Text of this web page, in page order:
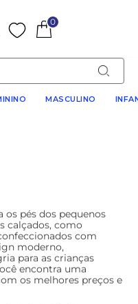
Favoritos
0
MASCULINO
os pés dos pequenos
calçados, como
com
moderno,
para as crianças
encontra uma
os melhores preços e